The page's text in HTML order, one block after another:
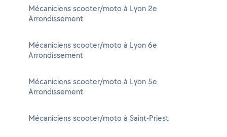
Mécaniciens scooter/moto à Lyon 2e
Arrondissement
Mécaniciens scooter/moto à Lyon 6e
Arrondissement
Mécaniciens scooter/moto à Lyon 5e
Arrondissement
Mécaniciens scooter/moto à Saint-Priest